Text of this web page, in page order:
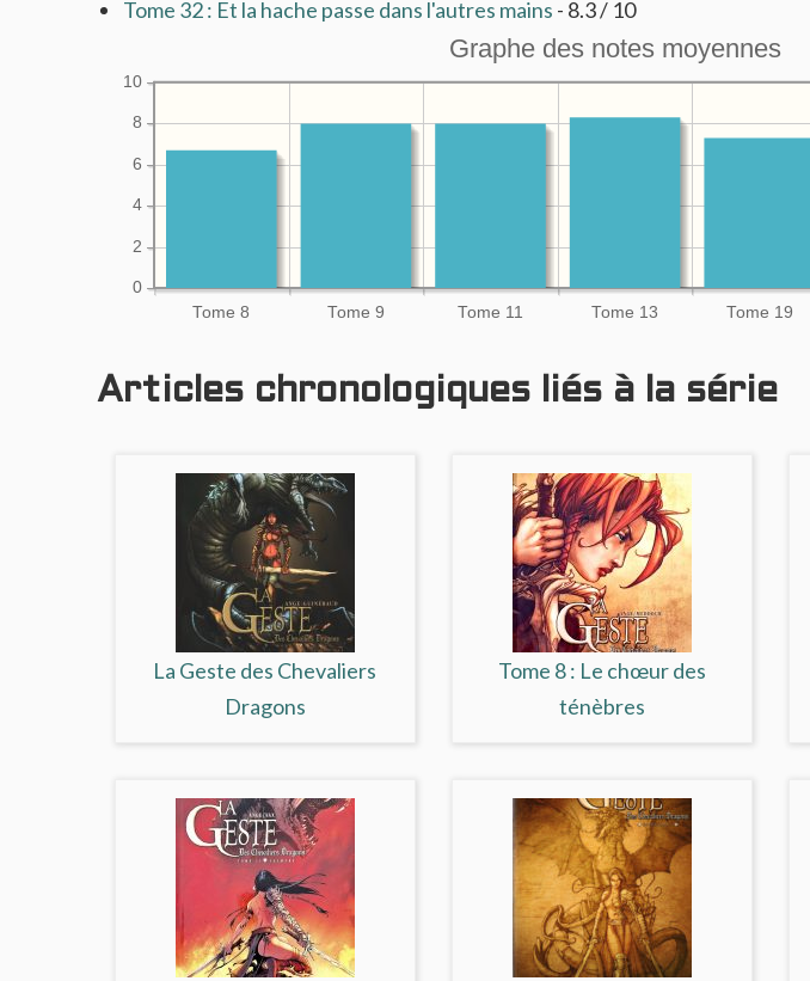
Tome 32 : Et la hache passe dans l'autres mains - 8.3 / 10
Graphe des notes moyennes
Tome 8 Tome 9 Tome 11 Tome 13 Tome 19
0
2
4
6
8
10
Articles chronologiques liés à la série
La Geste des Chevaliers
Dragons
Tome 8 : Le chœur des
ténèbres